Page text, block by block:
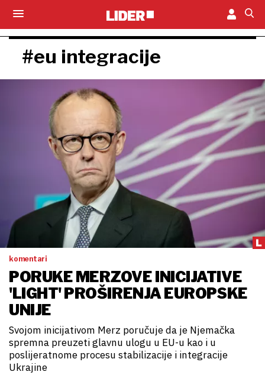
#eu integracije
komentari
PORUKE MERZOVE INICIJATIVE
'LIGHT' PROŠIRENJA EUROPSKE
UNIJE
Svojom inicijativom Merz poručuje da je Njemačka
spremna preuzeti glavnu ulogu u EU-u kao i u
poslijeratnome procesu stabilizacije i integracije
Ukrajine